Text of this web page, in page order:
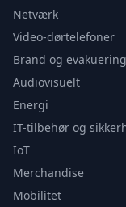
Netværk
Video-dørtelefoner
Brand og evakuering
Audiovisuelt
Energi
IT-tilbehør og
IoT
Merchandise
Mobilitet